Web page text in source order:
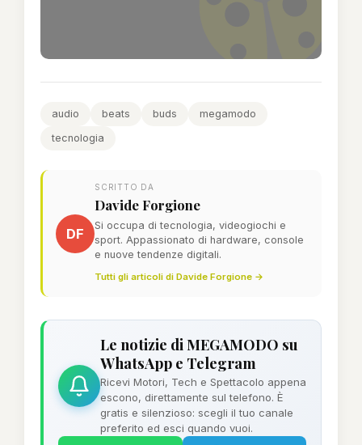
audio beats buds
megamodo
tecnologia
DF
SCRITTO DA
Davide Forgione
Si occupa di tecnologia, videogiochi e
sport. Appassionato di hardware, console
e nuove tendenze digitali.
Tutti gli articoli di Davide Forgione →
Le notizie di MEGAMODO su
WhatsApp e Telegram
Ricevi Motori, Tech e Spettacolo appena
escono, direttamente sul telefono. È
gratis e silenzioso: scegli il tuo canale
preferito ed esci quando vuoi.